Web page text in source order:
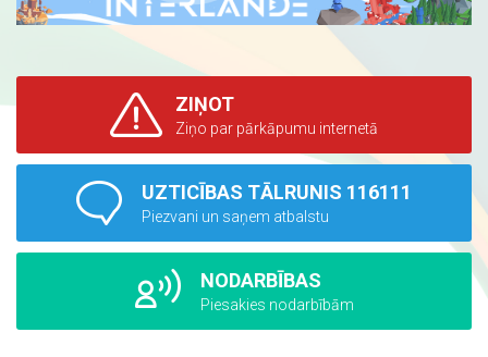
ZIŅOT
Ziņo par pārkāpumu internetā
UZTICĪBAS TĀLRUNIS 116111
Piezvani un saņem atbalstu
NODARBĪBAS
Piesakies nodarbībām